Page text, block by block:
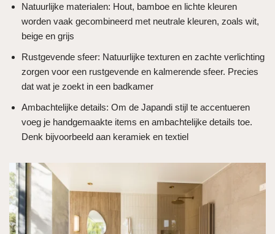
Natuurlijke materialen: Hout, bamboe en lichte kleuren
worden vaak gecombineerd met neutrale kleuren, zoals wit,
beige en grijs
Rustgevende sfeer: Natuurlijke texturen en zachte verlichting
zorgen voor een rustgevende en kalmerende sfeer. Precies
dat wat je zoekt in een badkamer
Ambachtelijke details: Om de Japandi stijl te accentueren
voeg je handgemaakte items en ambachtelijke details toe.
Denk bijvoorbeeld aan keramiek en textiel